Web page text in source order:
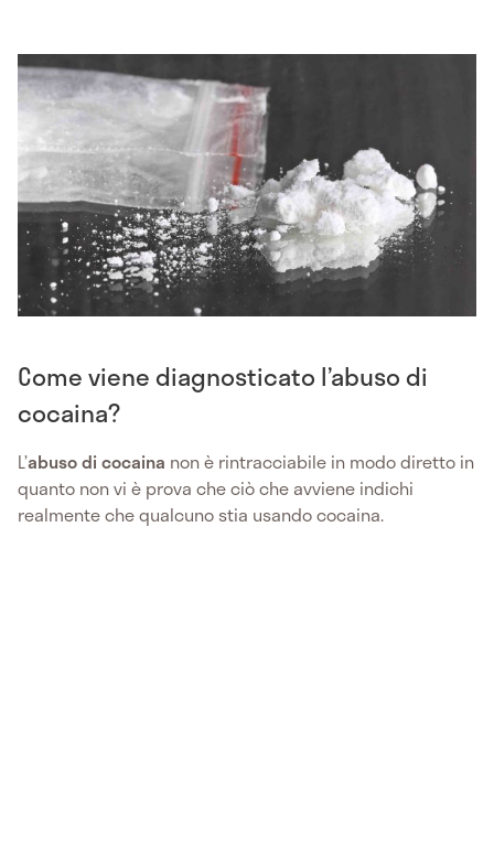
Come viene diagnosticato l’abuso di
cocaina?
L’abuso di cocaina non è rintracciabile in modo diretto in
quanto non vi è prova che ciò che avviene indichi
realmente che qualcuno stia usando cocaina.